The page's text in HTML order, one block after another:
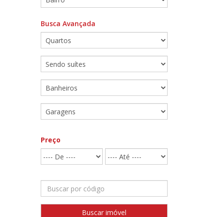
Busca Avançada
Preço